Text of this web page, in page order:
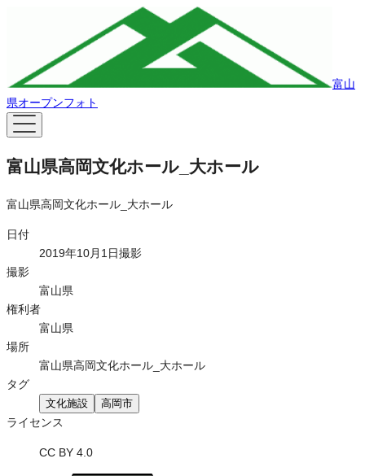
富山
県オープンフォト
富山県高岡文化ホール_大ホール
富山県高岡文化ホール_大ホール
日付
2019年10月1日撮影
撮影
富山県
権利者
富山県
場所
富山県高岡文化ホール_大ホール
タグ
文化施設 高岡市
ライセンス
CC BY 4.0